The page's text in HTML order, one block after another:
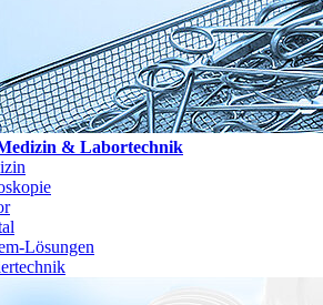
& Labortechnik
Lösungen